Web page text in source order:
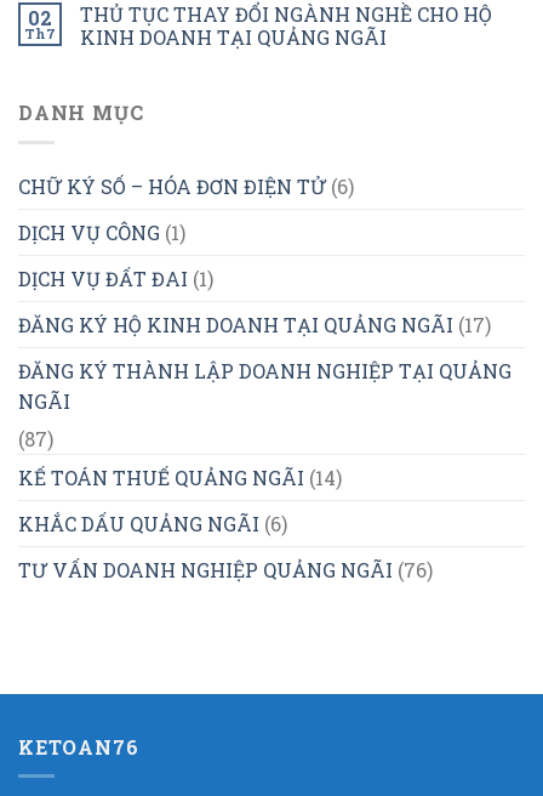
02
Th7
THỦ TỤC THAY ĐỔI NGÀNH NGHỀ CHO HỘ
KINH DOANH TẠI QUẢNG NGÃI
DANH MỤC
CHỮ KÝ SỐ – HÓA ĐƠN ĐIỆN TỬ(6)
DỊCH VỤ CÔNG (1)
DỊCH VỤ ĐẤT ĐAI (1)
ĐĂNG KÝ HỘ KINH DOANH TẠI QUẢNG NGÃI (17)
ĐĂNG KÝ THÀNH LẬP DOANH NGHIỆP TẠI QUẢNG
NGÃI
(87)
KẾ TOÁN THUẾ QUẢNG NGÃI (14)
KHẮC DẤU QUẢNG NGÃI (6)
TƯ VẤN DOANH NGHIỆP QUẢNG NGÃI (76)
KETOAN76